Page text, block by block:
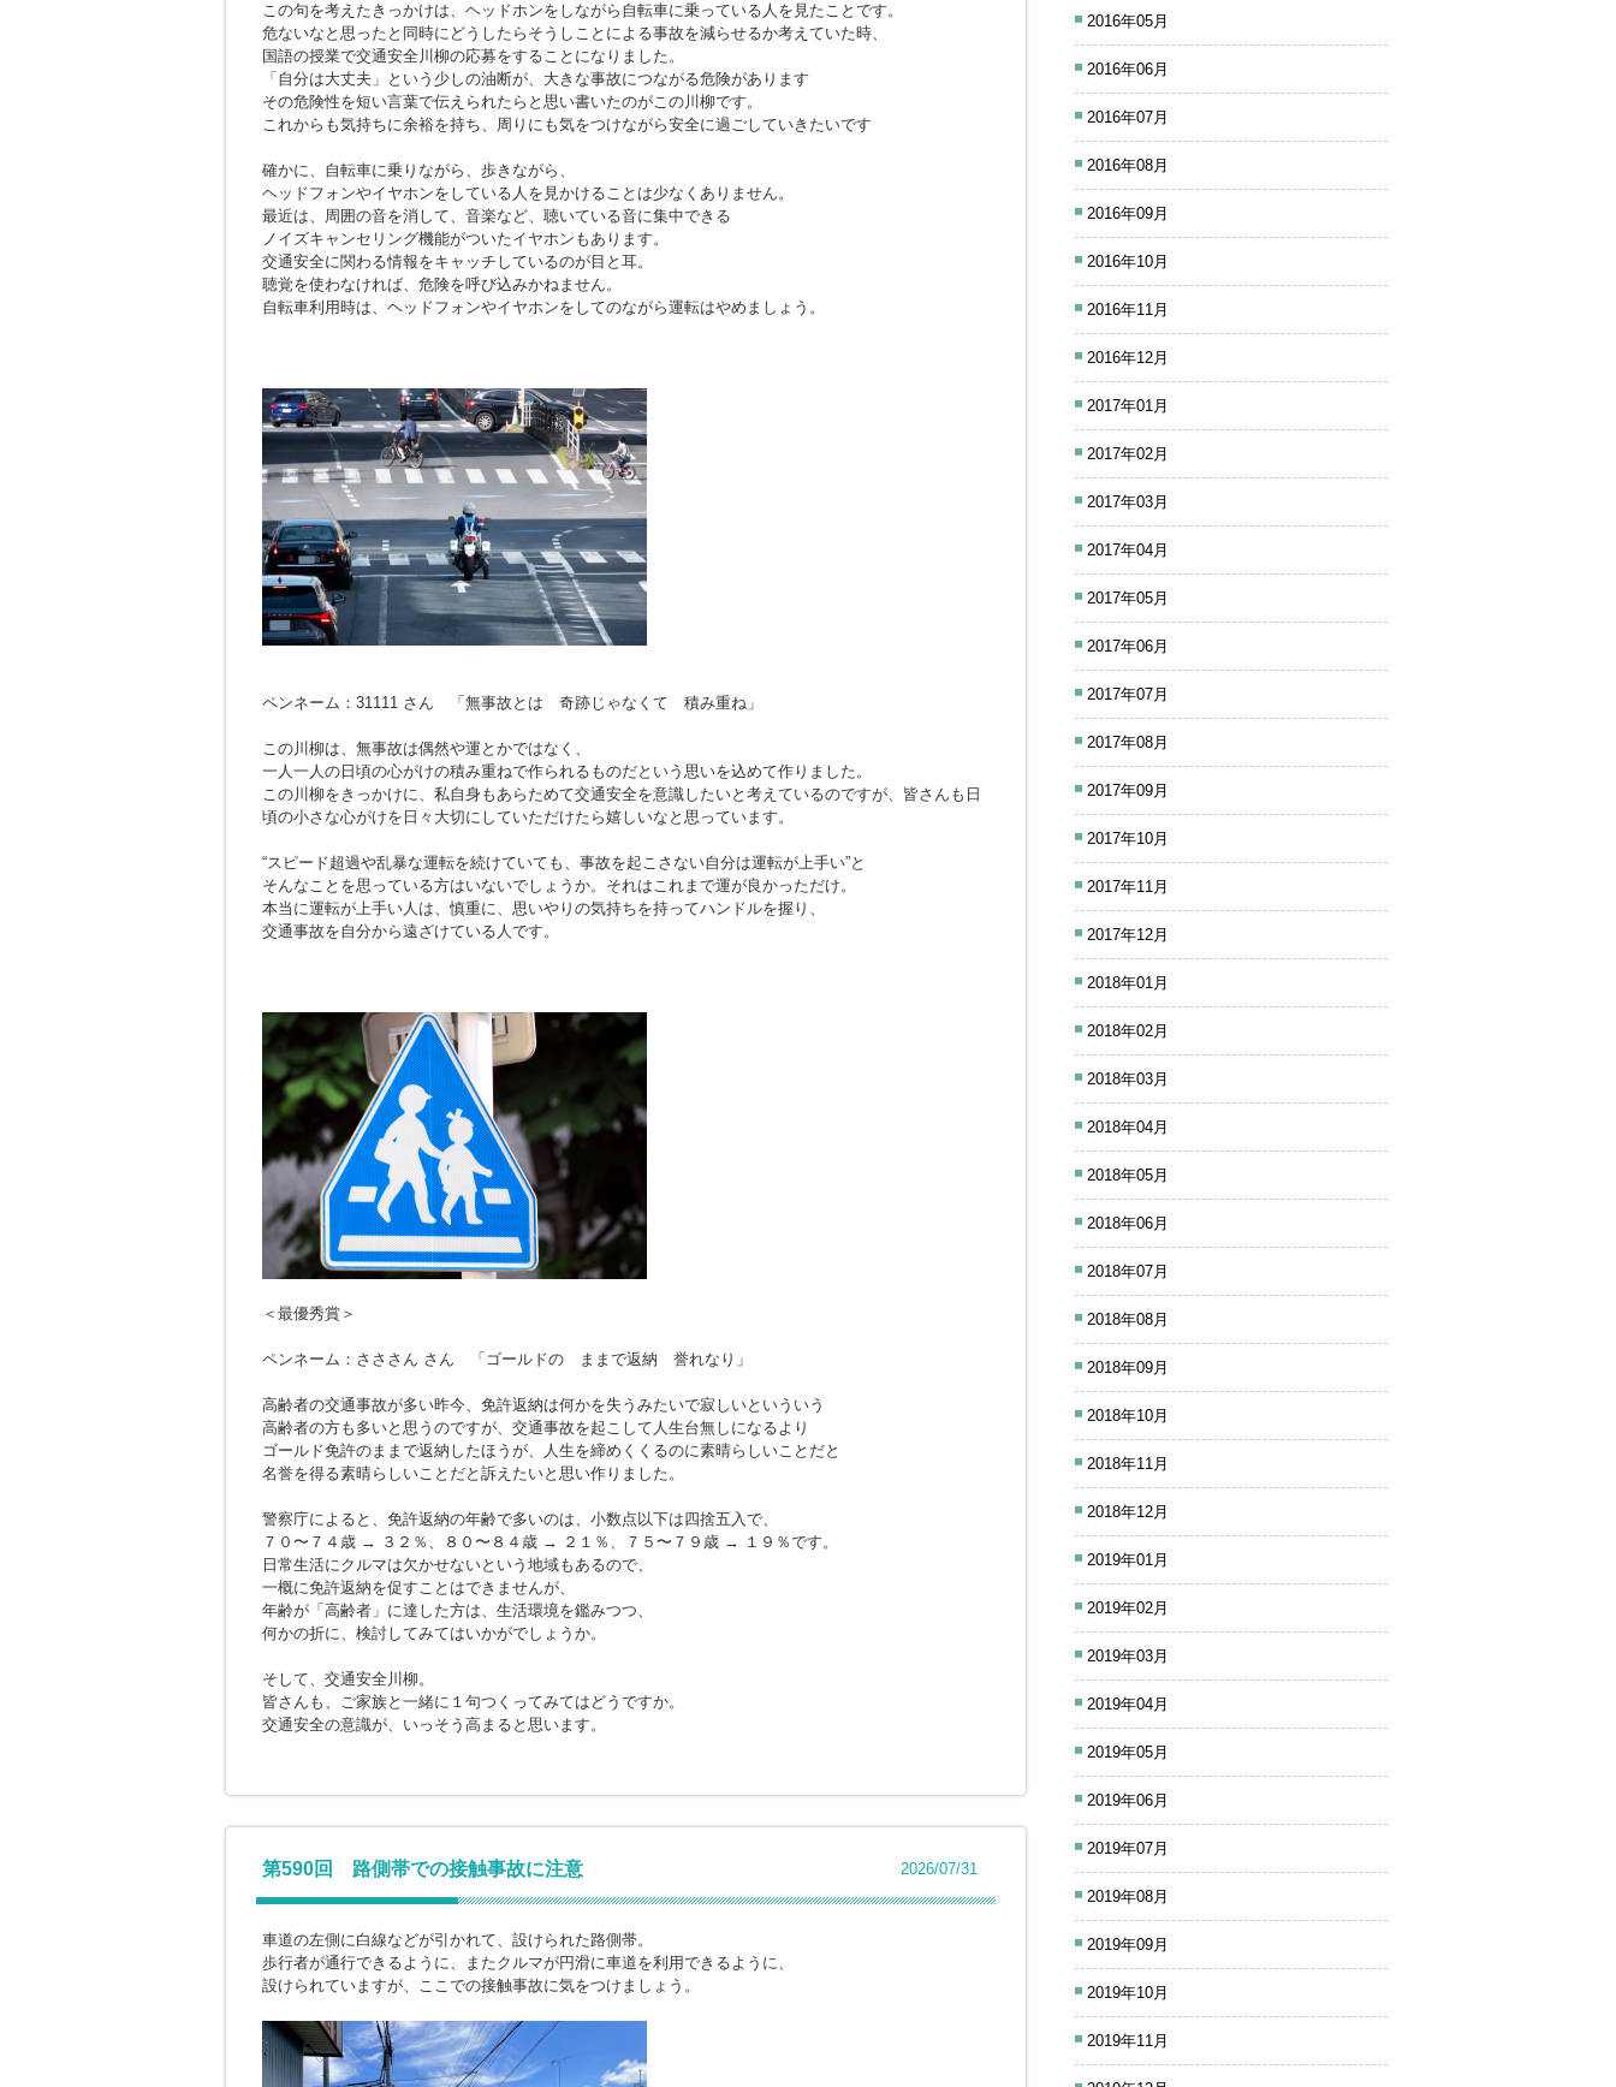
この句を考えたきっかけは、ヘッドホンをしながら自転車に乗っている人を見たことです。
危ないなと思ったと同時にどうしたらそうしことによる事故を減らせるか考えていた時、
国語の授業で交通安全川柳の応募をすることになりました。
「自分は大丈夫」という少しの油断が、大きな事故につながる危険があります
その危険性を短い言葉で伝えられたらと思い書いたのがこの川柳です。
これからも気持ちに余裕を持ち、周りにも気をつけながら安全に過ごしていきたいです
確かに、自転車に乗りながら、歩きながら、
ヘッドフォンやイヤホンをしている人を見かけることは少なくありません。
最近は、周囲の音を消して、音楽など、聴いている音に集中できる
ノイズキャンセリング機能がついたイヤホンもあります。
交通安全に関わる情報をキャッチしているのが目と耳。
聴覚を使わなければ、危険を呼び込みかねません。
自転車利用時は、ヘッドフォンやイヤホンをしてのながら運転はやめましょう。
ペンネーム：31111 さん 「無事故とは 奇跡じゃなくて 積み重ね」
この川柳は、無事故は偶然や運とかではなく、
一人一人の日頃の心がけの積み重ねで作られるものだという思いを込めて作りました。
この川柳をきっかけに、私自身もあらためて交通安全を意識したいと考えているのですが、皆さんも日
頃の小さな心がけを日々大切にしていただけたら嬉しいなと思っています。
“スピード超過や乱暴な運転を続けていても、事故を起こさない自分は運転が上手い”と
そんなことを思っている方はいないでしょうか。それはこれまで運が良かっただけ。
本当に運転が上手い人は、慎重に、思いやりの気持ちを持ってハンドルを握り、
交通事故を自分から遠ざけている人です。
＜最優秀賞＞
ペンネーム：さささん さん 「ゴールドの ままで返納 誉れなり」
高齢者の交通事故が多い昨今、免許返納は何かを失うみたいで寂しいといういう
高齢者の方も多いと思うのですが、交通事故を起こして人生台無しになるより
ゴールド免許のままで返納したほうが、人生を締めくくるのに素晴らしいことだと
名誉を得る素晴らしいことだと訴えたいと思い作りました。
警察庁によると、免許返納の年齢で多いのは、小数点以下は四捨五入で、
７０〜７４歳 → ３２％、８０〜８４歳 → ２１％、７５〜７９歳 → １９％です。
日常生活にクルマは欠かせないという地域もあるので、
一概に免許返納を促すことはできませんが、
年齢が「高齢者」に達した方は、生活環境を鑑みつつ、
何かの折に、検討してみてはいかがでしょうか。
そして、交通安全川柳。
皆さんも、ご家族と一緒に１句つくってみてはどうですか。
交通安全の意識が、いっそう高まると思います。
第590回 路側帯での接触事故に注意 2026/07/31
車道の左側に白線などが引かれて、設けられた路側帯。
歩行者が通行できるように、またクルマが円滑に車道を利用できるように、
設けられていますが、ここでの接触事故に気をつけましょう。
2016年05月
2016年06月
2016年07月
2016年08月
2016年09月
2016年10月
2016年11月
2016年12月
2017年01月
2017年02月
2017年03月
2017年04月
2017年05月
2017年06月
2017年07月
2017年08月
2017年09月
2017年10月
2017年11月
2017年12月
2018年01月
2018年02月
2018年03月
2018年04月
2018年05月
2018年06月
2018年07月
2018年08月
2018年09月
2018年10月
2018年11月
2018年12月
2019年01月
2019年02月
2019年03月
2019年04月
2019年05月
2019年06月
2019年07月
2019年08月
2019年09月
2019年10月
2019年11月